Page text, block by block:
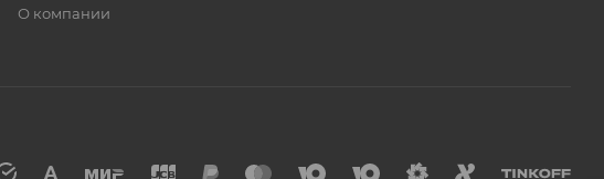
О компании